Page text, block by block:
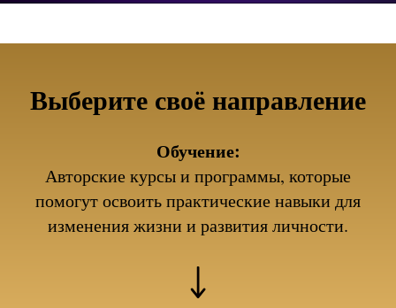
Выберите своё направление
Обучение:
Авторские курсы и программы, которые
помогут освоить практические навыки для
изменения жизни и развития личности.